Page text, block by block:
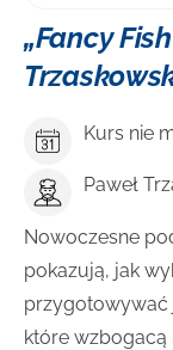
„Fancy
Kurs nie
Paweł
Nowoczesne
pokazują, jak
przygotowywać
które wzbogacą